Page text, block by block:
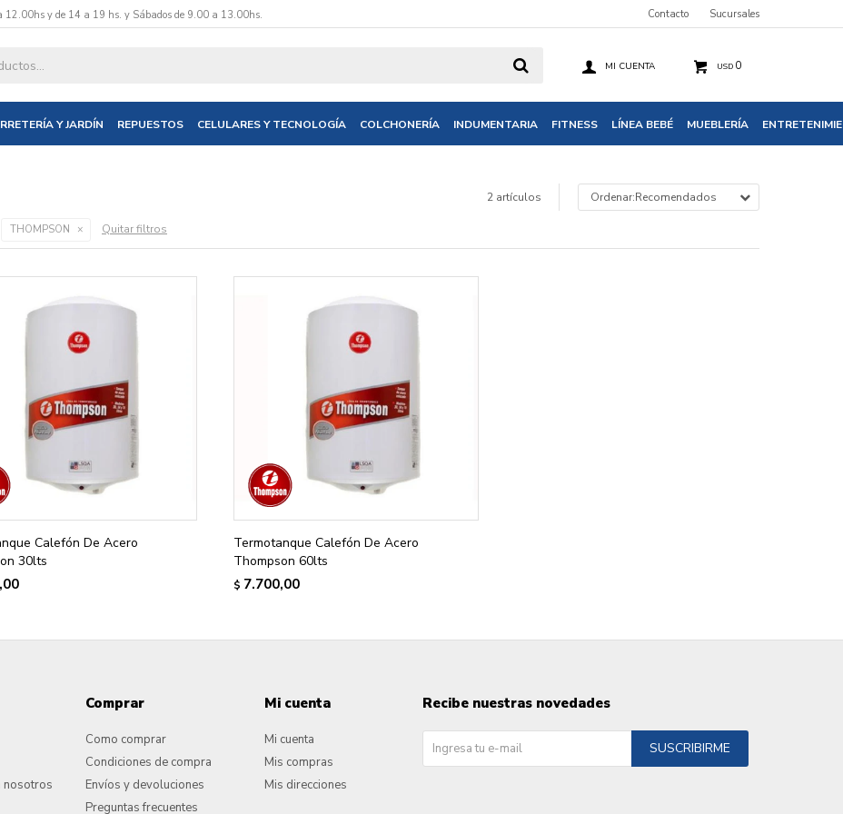
Y JARDÍN REPUESTOS CELULARES Y TECNOLOGÍA COLCHONERÍA INDUMENTARIA FITNESS LÍNEA BEBÉ MUEBLERÍA
USD 0
12.00hs y de 14 a 19 hs. y Sábados de 9.00 a 13.00hs. Contacto Sucursales
2 artículos Recomendados
THOMPSON Quitar filtros
Calefón De Acero
30lts
Termotanque Calefón De Acero
Thompson 60lts
$ 7.700,00
nosotros
Comprar
Como comprar
Condiciones de compra
Envíos y devoluciones
Preguntas frecuentes
Mi cuenta
Mi cuenta
Mis compras
Mis direcciones
Recibe nuestras novedades
SUSCRIBIRME